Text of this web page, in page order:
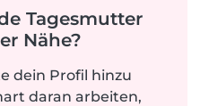
Tagesmutter
Nähe?
dein Profil hinzu
daran arbeiten,